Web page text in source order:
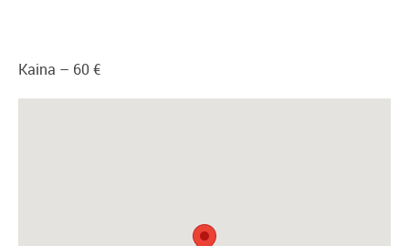
Kaina – 60 €